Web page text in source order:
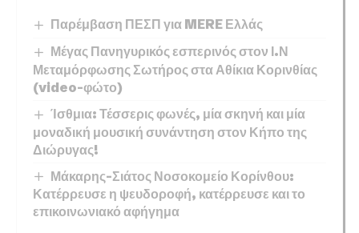
Παρέμβαση ΠΕΣΠ για MERE Ελλάς
Μέγας Πανηγυρικός εσπερινός στον Ι.Ν
Μεταμόρφωσης Σωτήρος στα Αθίκια Κορινθίας
(video-φώτο)
Ίσθμια: Τέσσερις φωνές, μία σκηνή και μία
μοναδική μουσική συνάντηση στον Κήπο της
Διώρυγας!
Μάκαρης-Σιάτος Νοσοκομείο Κορίνθου:
Κατέρρευσε η ψευδοροφή, κατέρρευσε και το
επικοινωνιακό αφήγημα